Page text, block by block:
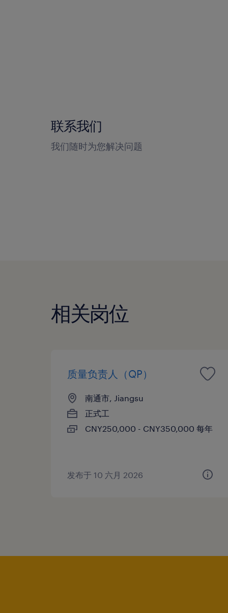
联系我们
我们随时为您解决问题
相关岗位
质量负责人（QP）
南通市, Jiangsu
正式工
CNY250,000 - CNY350,000 每年
发布于 10 六月 2026